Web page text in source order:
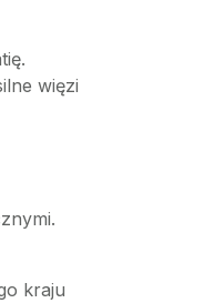
więzi
kraju